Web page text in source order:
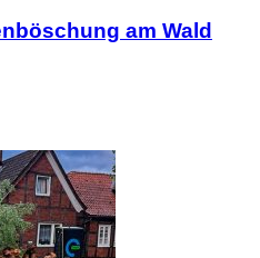
am Wald